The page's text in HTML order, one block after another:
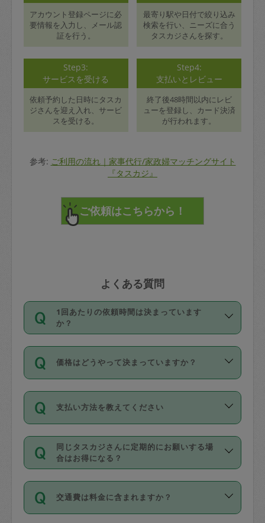
アカウント登録ページに必
要情報を入力し、メール認
証を行う。
最寄り駅や日付で絞り込み
検索を行い、ニーズに合う
タスカジさんを探す。
Step3:
サービスを受ける
依頼予約した日時にタスカ
ジさんを迎え入れ、サービ
スを受ける。
Step4:
支払いとレビュー
終了後48時間以内にレビ
ューを登録し、カード決済
が行われます。
参考: ご利用の流れ｜家事代行/家政婦マッチングサイト
『タスカジ』
よくある質問
1回あたりの依頼時間は決まっています
か？
依頼1回につき3時間固定です。3時間を
超えて依頼したい場合は、延長機能をご
利用ください。機能をご利用いただくに
の上事前申請することが必要です。な
お、3時間を下回っても、値引き等はござ
いません。
価格はどうやって決まっていますか？
11種類の価格帯の中からタスカジさん自
身が価格を選んで設定しています。
タスカジさんの価格設定には最初は制限
があり、レビュー件数、レビューの平均
値、などで除々に設定可能な最高額が上
がっていく仕組みになっています。
支払い方法を教えてください
お支払方法はクレジットカード（Visa／
Master／JCB／AMERICAN EXPRESS／
Diners Club）のみとなります。
を行う際にご入力ください。プロフィー
ル登録時にはご入力いただかなくても大
同じタスカジさんに定期的にお願いする場
合はお得になる？
依頼には「スポット」と「定期（毎週｜
隔週）」があり、「定期」の依頼は「ス
ポット」よりお得な料金でご利用できま
交通費は料金に含まれますか？